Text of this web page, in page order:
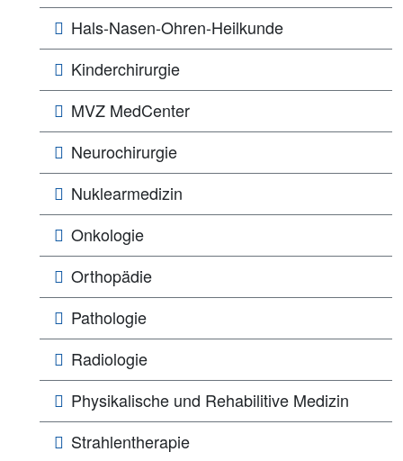
Hals-Nasen-Ohren-Heilkunde
Kinderchirurgie
MVZ MedCenter
Neurochirurgie
Nuklearmedizin
Onkologie
Orthopädie
Pathologie
Radiologie
Physikalische und Rehabilitive Medizin
Strahlentherapie